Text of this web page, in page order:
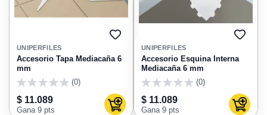
AGREGAR
FAVORITOS
UNIPERFILES
Accesorio Tapa Mediacaña 6
mm
(0)
$ 11.089
Gana 9 pts Agregar al carrito
UNIPERFILES
Accesorio Esquina Interna
Mediacaña 6 mm
(0)
$ 11.089
Gana 9 pts